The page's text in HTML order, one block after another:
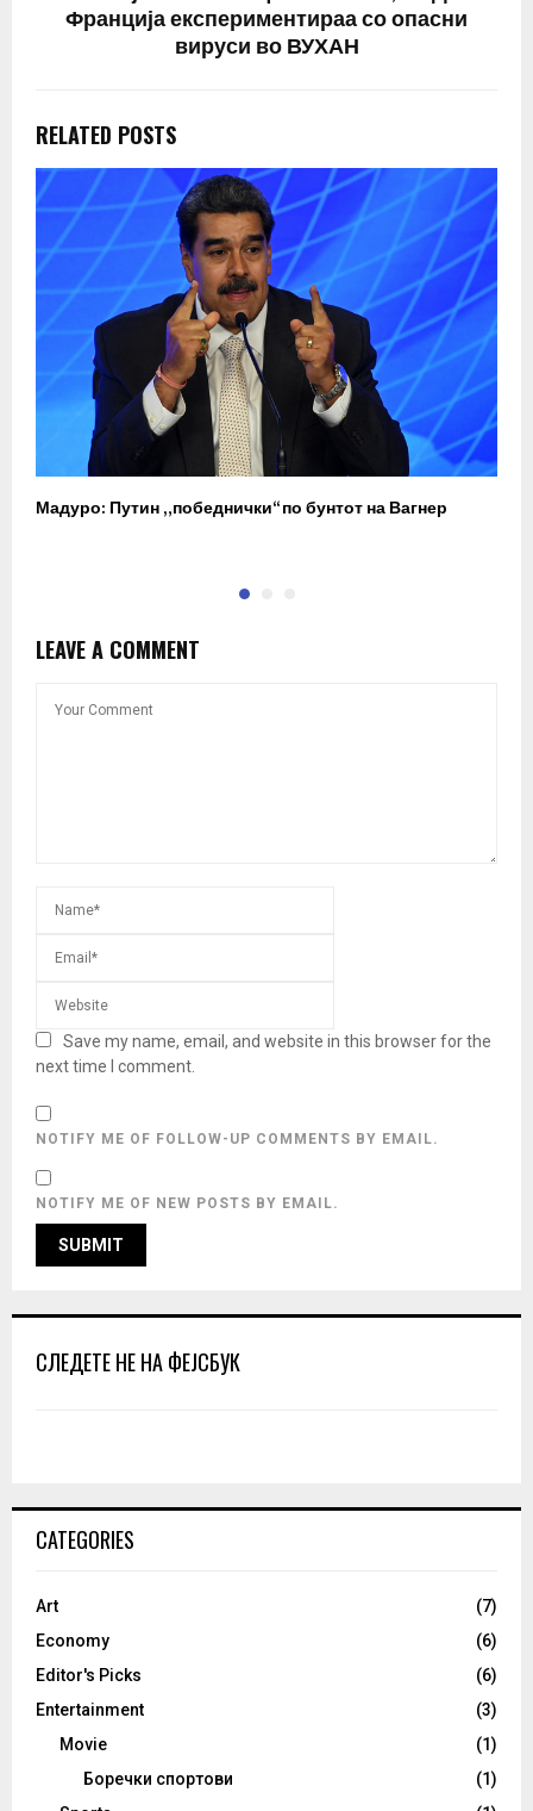
Франција експериментираа со опасни
вируси во ВУХАН
RELATED POSTS
Мадуро: Путин „победнички“ по бунтот на Вагнер
LEAVE A COMMENT
Save my name, email, and website in this browser for the
next time I comment.
NOTIFY ME OF FOLLOW-UP COMMENTS BY EMAIL.
NOTIFY ME OF NEW POSTS BY EMAIL.
СЛЕДЕТЕ НЕ НА ФЕЈСБУК
CATEGORIES
Art
(7)
Economy
(6)
Editor's Picks
(6)
Entertainment
(3)
Movie
(1)
Боречки спортови
(1)